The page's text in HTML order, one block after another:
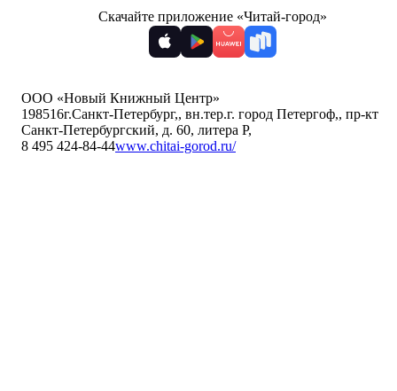
Скачайте приложение «Читай-город»
ООО «Новый Книжный Центр»
198516г.Санкт-Петербург,, вн.тер.г. город Петергоф,, пр-кт
Санкт-Петербургский, д. 60, литера Р,
8 495 424-84-44www.chitai-gorod.ru/